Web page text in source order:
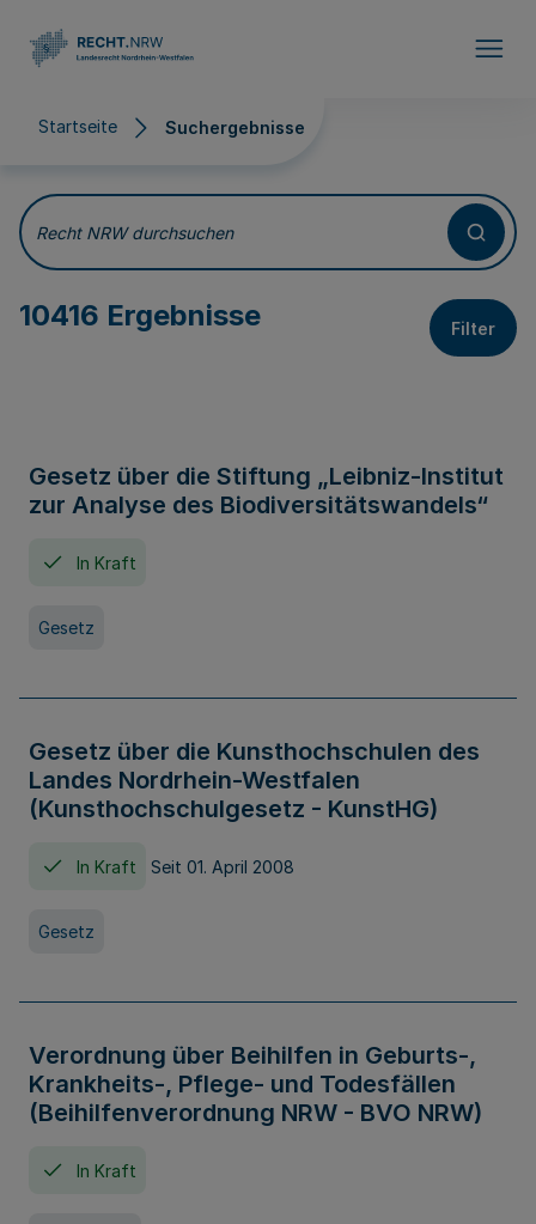
Startseite Suchergebnisse
Suchergebnisse
Recht NRW durchsuchen
10416 Ergebnisse Filter
Gesetz über die Stiftung „Leibniz-Institut
zur Analyse des Biodiversitätswandels“
In Kraft
Gesetz
Gesetz über die Kunsthochschulen des
Landes Nordrhein-Westfalen
(Kunsthochschulgesetz - KunstHG)
In Kraft Seit 01. April 2008
Gesetz
Verordnung über Beihilfen in Geburts-,
Krankheits-, Pflege- und Todesfällen
(Beihilfenverordnung NRW - BVO NRW)
In Kraft